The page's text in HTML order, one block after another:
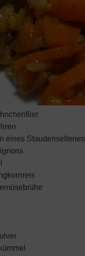
eines Staudenselleries